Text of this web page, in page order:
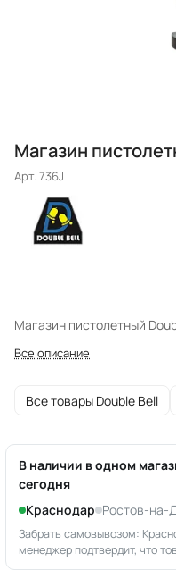
Магазин
Арт.736J
Магазин пистолетный
Все описание
Все товары Double Bell
В наличии в одном
сегодня
Краснодар Ростов-на-
Забрать самовывозом:
менеджер подтвердит, что